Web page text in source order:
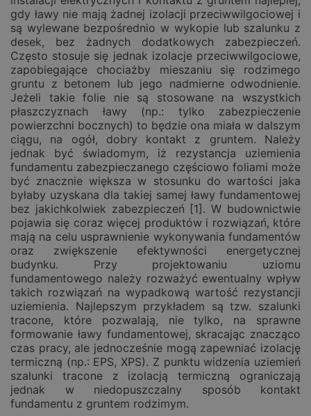
gdy ławy nie mają żadnej izolacji przeciwwilgociowej i
są wylewane bezpośrednio w wykopie lub szalunku z
desek, bez żadnych dodatkowych zabezpieczeń.
Często stosuje się jednak izolacje przeciwwilgociowe,
zapobiegające chociażby mieszaniu się rodzimego
gruntu z betonem lub jego nadmierne odwodnienie.
Jeżeli takie folie nie są stosowane na wszystkich
płaszczyznach ławy (np.: tylko zabezpieczenie
powierzchni bocznych) to będzie ona miała w dalszym
ciągu, na ogół, dobry kontakt z gruntem. Należy
jednak być świadomym, iż rezystancja uziemienia
fundamentu zabezpieczanego częściowo foliami może
być znacznie większa w stosunku do wartości jaka
byłaby uzyskana dla takiej samej ławy fundamentowej
bez jakichkolwiek zabezpieczeń [1]. W budownictwie
pojawia się coraz więcej produktów i rozwiązań, które
mają na celu usprawnienie wykonywania fundamentów
oraz zwiększenie efektywności energetycznej
budynku. Przy projektowaniu uziomu
fundamentowego należy rozważyć ewentualny wpływ
takich rozwiązań na wypadkową wartość rezystancji
uziemienia. Najlepszym przykładem są tzw. szalunki
tracone, które pozwalają, nie tylko, na sprawne
formowanie ławy fundamentowej, skracając znacząco
czas pracy, ale jednocześnie mogą zapewniać izolację
termiczną (np.: EPS, XPS). Z punktu widzenia uziemień
szalunki tracone z izolacją termiczną ograniczają
jednak w niedopuszczalny sposób kontakt
fundamentu z gruntem rodzimym.